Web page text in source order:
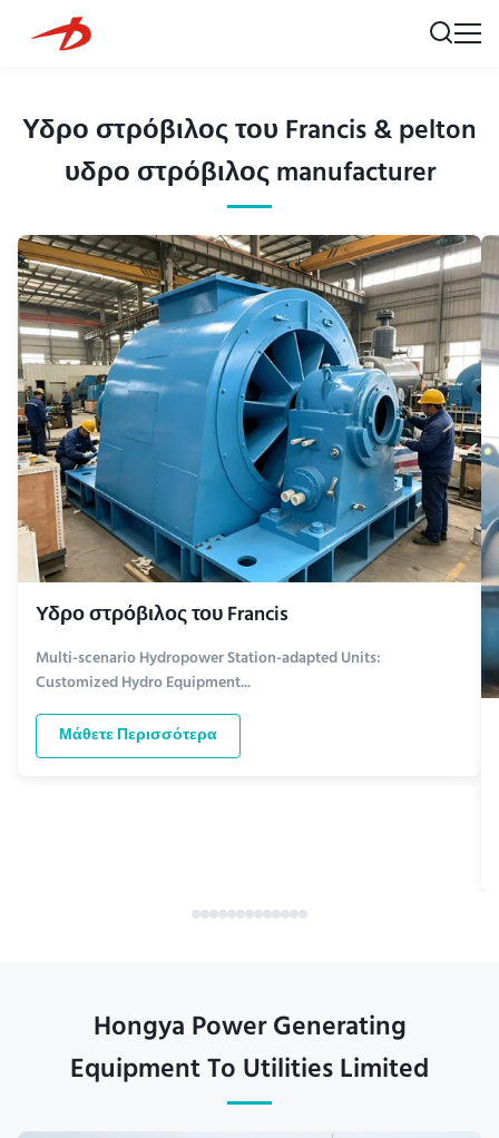
Υδρο στρόβιλος του Francis & pelton
υδρο στρόβιλος manufacturer
Υδρο στρόβιλος του Francis
Multi-scenario Hydropower Station-adapted Units:
Customized Hydro Equipment...
Μάθετε Περισσότερα
Hongya Power Generating
Equipment To Utilities Limited